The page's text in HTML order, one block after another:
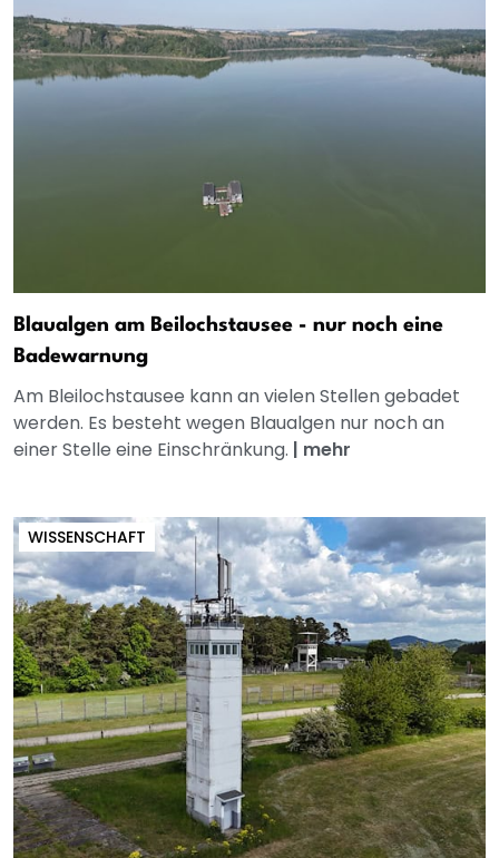
Blaualgen am Beilochstausee - nur noch eine
Badewarnung
Am Bleilochstausee kann an vielen Stellen gebadet
werden. Es besteht wegen Blaualgen nur noch an
einer Stelle eine Einschränkung. | mehr
WISSENSCHAFT